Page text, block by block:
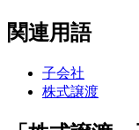
関連用語
子会社
株式譲渡